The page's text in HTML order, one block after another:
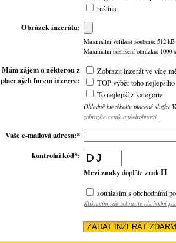
ruština
Obrázek inzerátu:
Maximální velikost souboru: 512 kB
Maximální rozlišení obrázku: 1000
Mám zájem o některou z
placených forem inzerce:
Zobrazit inzerát ve více
TOP výběr toho
To nejlepší z kategorie
Ohledně kterékoliv placené služby
zobrazíte ceník a podrobnosti.
Vaše e-mailová adresa:*
kontrolní kód*:
Mezi znakydoplňte znakH
souhlasím s obchodními
Kliknutím zde zobrazíte obchodní